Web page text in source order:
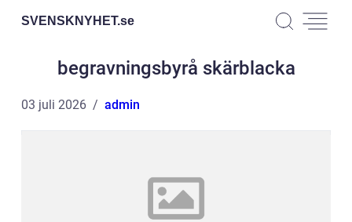
SVENSKNYHET.se
begravningsbyrå skärblacka
03 juli 2026 admin